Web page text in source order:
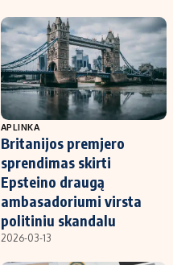
APLINKA
Britanijos premjero
sprendimas skirti
Epsteino draugą
ambasadoriumi virsta
politiniu skandalu
2026-03-13